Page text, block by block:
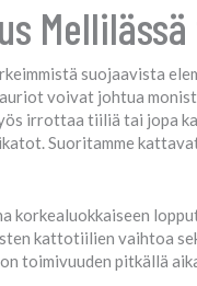
suojaavista
voivat johtua
irrottaa tiiliä tai jopa
Suoritamme
korkealuokkaiseen
kattotiilien vaihtoa
toimivuuden pitkällä